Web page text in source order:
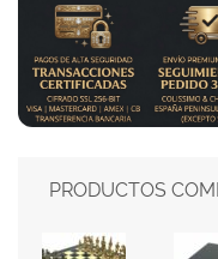
PRODUCTOS